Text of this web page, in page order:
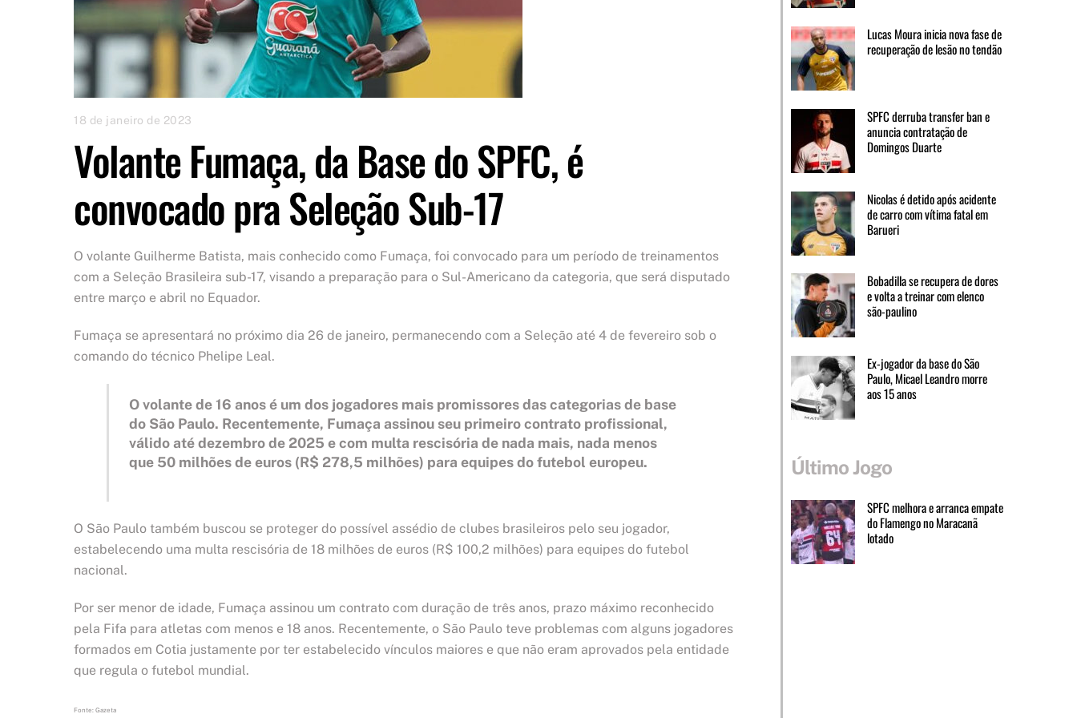
18 de janeiro de 2023
Volante Fumaça, da Base do SPFC, é
convocado pra Seleção Sub-17
O volante Guilherme Batista, mais conhecido como Fumaça, foi convocado para um período de treinamentos
com a Seleção Brasileira sub-17, visando a preparação para o Sul-Americano da categoria, que será disputado
entre março e abril no Equador.
Fumaça se apresentará no próximo dia 26 de janeiro, permanecendo com a Seleção até 4 de fevereiro sob o
comando do técnico Phelipe Leal.
O volante de 16 anos é um dos jogadores mais promissores das categorias de base
do São Paulo. Recentemente, Fumaça assinou seu primeiro contrato profissional,
válido até dezembro de 2025 e com multa rescisória de nada mais, nada menos
que 50 milhões de euros (R$ 278,5 milhões) para equipes do futebol europeu.
O São Paulo também buscou se proteger do possível assédio de clubes brasileiros pelo seu jogador,
estabelecendo uma multa rescisória de 18 milhões de euros (R$ 100,2 milhões) para equipes do futebol
nacional.
Por ser menor de idade, Fumaça assinou um contrato com duração de três anos, prazo máximo reconhecido
pela Fifa para atletas com menos e 18 anos. Recentemente, o São Paulo teve problemas com alguns jogadores
formados em Cotia justamente por ter estabelecido vínculos maiores e que não eram aprovados pela entidade
que regula o futebol mundial.
Fonte: Gazeta
Lucas Moura inicia nova fase de
recuperação de lesão no tendão
SPFC derruba transfer ban e
anuncia contratação de
Domingos Duarte
Nicolas é detido após acidente
de carro com vítima fatal em
Barueri
Bobadilla se recupera de dores
e volta a treinar com elenco
são-paulino
Ex-jogador da base do São
Paulo, Micael Leandro morre
aos 15 anos
Último Jogo
SPFC melhora e arranca empate
do Flamengo no Maracanã
lotado